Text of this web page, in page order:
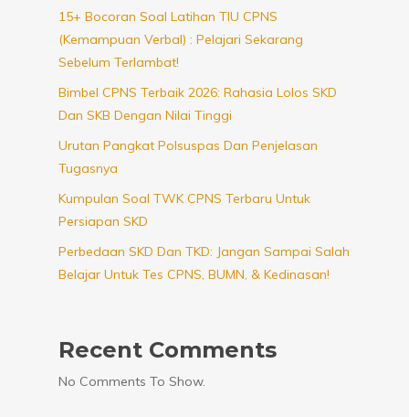
15+ Bocoran Soal Latihan TIU CPNS
(Kemampuan Verbal) : Pelajari Sekarang
Sebelum Terlambat!
Bimbel CPNS Terbaik 2026: Rahasia Lolos SKD
Dan SKB Dengan Nilai Tinggi
Urutan Pangkat Polsuspas Dan Penjelasan
Tugasnya
Kumpulan Soal TWK CPNS Terbaru Untuk
Persiapan SKD
Perbedaan SKD Dan TKD: Jangan Sampai Salah
Belajar Untuk Tes CPNS, BUMN, & Kedinasan!
Recent Comments
No Comments To Show.